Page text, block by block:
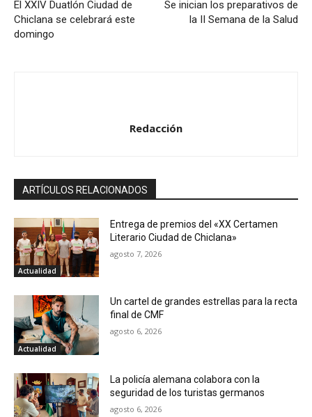
El XXIV Duatlón Ciudad de
Chiclana se celebrará este
domingo
Se inician los preparativos de
la II Semana de la Salud
Redacción
ARTÍCULOS RELACIONADOS
Actualidad
Entrega de premios del «XX Certamen
Literario Ciudad de Chiclana»
agosto 7, 2026
Actualidad
Un cartel de grandes estrellas para la recta
final de CMF
agosto 6, 2026
La policía alemana colabora con la
seguridad de los turistas germanos
agosto 6, 2026